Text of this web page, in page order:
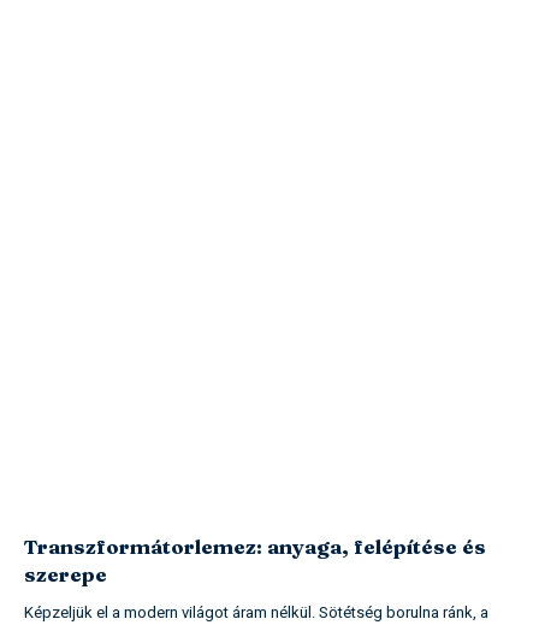
Transzformátorlemez: anyaga, felépítése és
szerepe
Képzeljük el a modern világot áram nélkül. Sötétség borulna ránk, a